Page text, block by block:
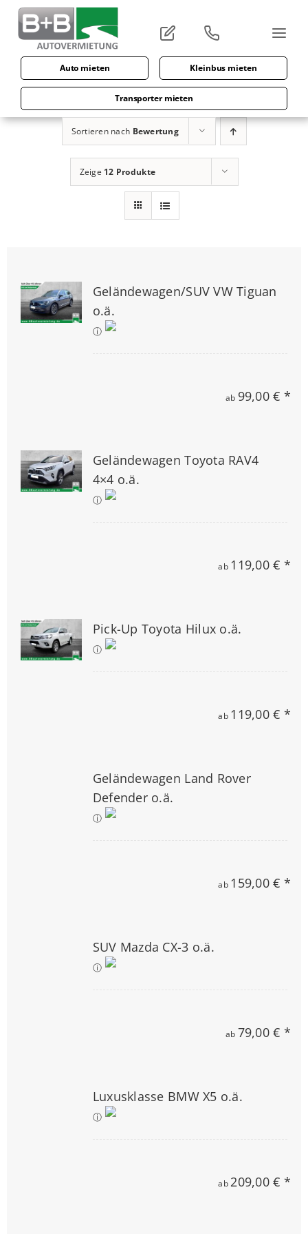
Zum
Inhalt
springen
Auto mieten Kleinbus mieten
Transporter mieten
Sortieren nach Bewertung
Zeige 12 Produkte
Geländewagen/SUV VW Tiguan
o.ä.
ⓘ
ab 99,00 € *
Geländewagen Toyota RAV4
4×4 o.ä.
ⓘ
ab 119,00 € *
Pick-Up Toyota Hilux o.ä.
ⓘ
ab 119,00 € *
Geländewagen Land Rover
Defender o.ä.
ⓘ
ab 159,00 € *
SUV Mazda CX-3 o.ä.
ⓘ
ab 79,00 € *
Luxusklasse BMW X5 o.ä.
ⓘ
ab 209,00 € *